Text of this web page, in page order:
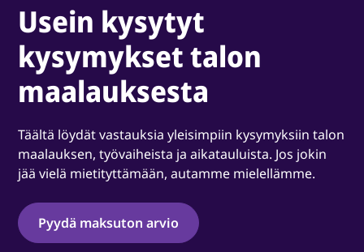
Usein kysytyt
kysymykset talon
maalauksesta
Täältä löydät vastauksia yleisimpiin kysymyksiin talon
maalauksen, työvaiheista ja aikatauluista. Jos jokin
jää vielä mietityttämään, autamme mielellämme.
Pyydä maksuton arvio